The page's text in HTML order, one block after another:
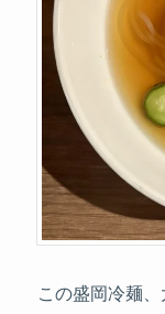
この盛岡冷麺